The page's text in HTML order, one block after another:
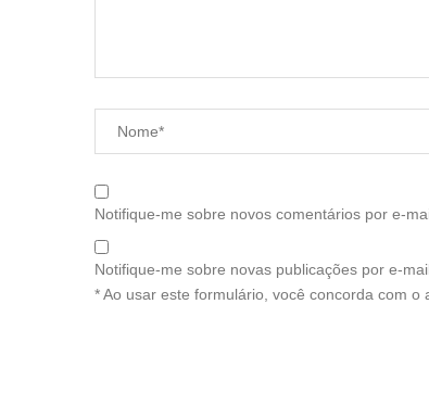
Notifique-me sobre novos comentários por e-
Notifique-me sobre novas publicações por e-
* Ao usar este formulário, você concorda com